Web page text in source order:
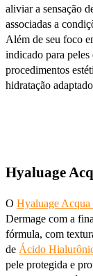
aliviar a sensação
associadas a
Além de seu foco
indicado para
procedimentos
hidratação
Hyaluage
O Hyaluage
Dermage com a
fórmula, com
de Ácido
pele protegida e